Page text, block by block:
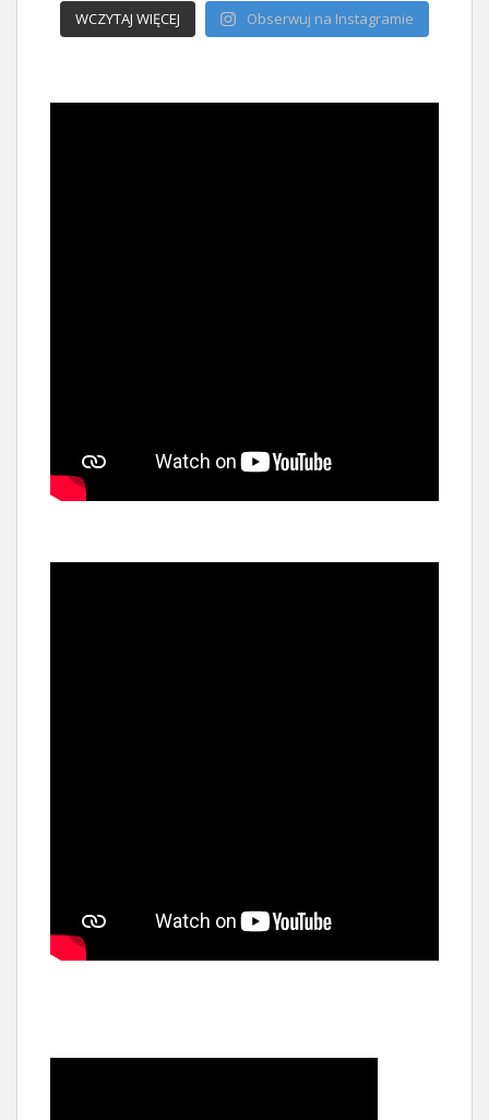
WCZYTAJ WIĘCEJ Obserwuj na Instagramie